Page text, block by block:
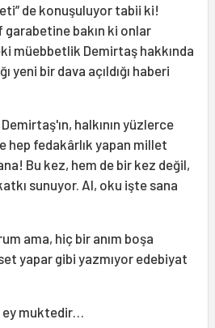
de konuşuluyor tabii ki!
bakın ki onlar
müebbetlik Demirtaş hakkında
yeni bir dava açıldığı haberi
halkının yüzlerce
hep fedakârlık yapan millet
Bu kez, hem de bir kez değil,
sunuyor. Al, oku işte sana
ama, hiç bir anım boşa
yapar gibi yazmıyor edebiyat
ey muktedir…